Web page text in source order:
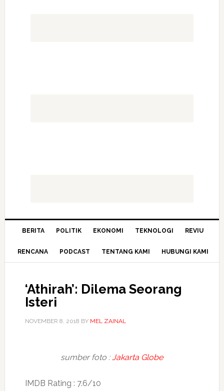
BERITA POLITIK EKONOMI TEKNOLOGI REVIU
RENCANA PODCAST TENTANG KAMI HUBUNGI KAMI
‘Athirah’: Dilema Seorang
Isteri
NOVEMBER 8, 2018 BY MEL ZAINAL
sumber foto :Jakarta Globe
IMDB Rating : 7.6/10